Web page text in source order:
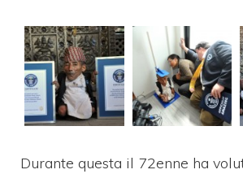
Durante questa il 72enne ha